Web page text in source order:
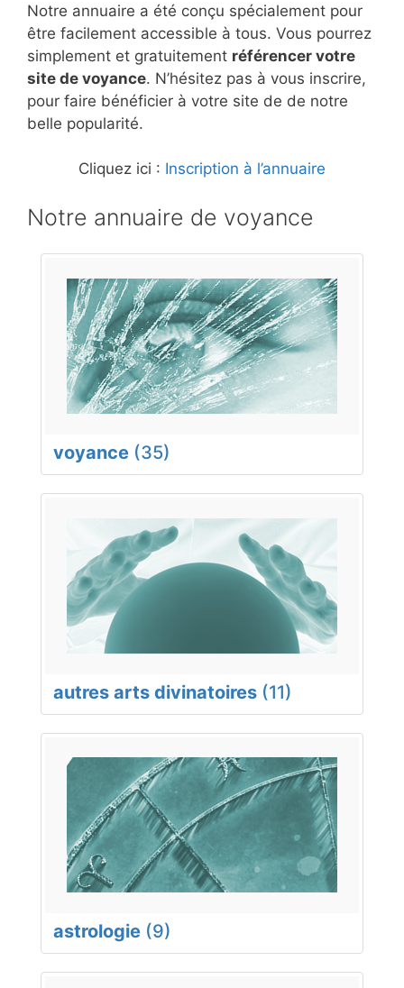
Notre annuaire a été conçu spécialement pour
être facilement accessible à tous. Vous pourrez
simplement et gratuitement référencer votre
site de voyance. N’hésitez pas à vous inscrire,
pour faire bénéficier à votre site de de notre
belle popularité.
Cliquez ici : Inscription à l’annuaire
Notre annuaire de voyance
voyance (35)
autres arts divinatoires (11)
astrologie (9)